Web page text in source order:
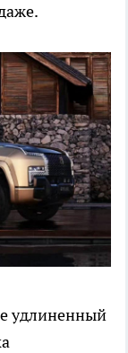
удлиненный